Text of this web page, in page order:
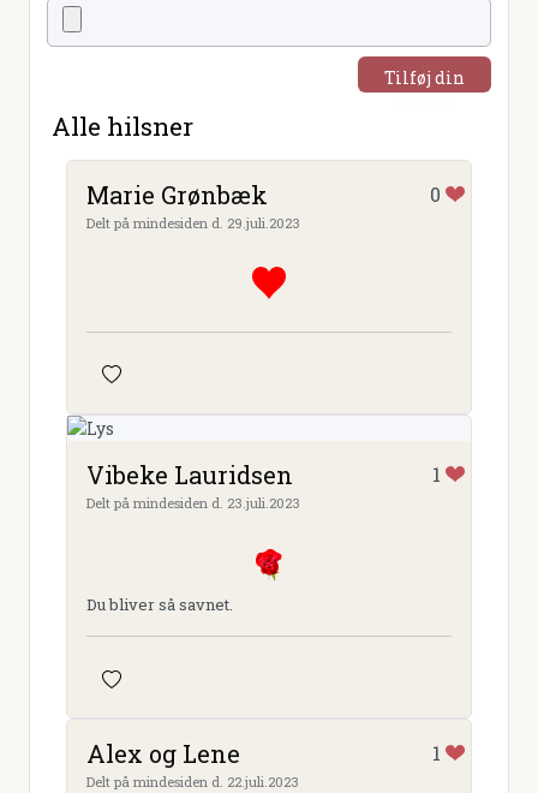
Tilføj din
Alle hilsner
Marie Grønbæk 0
Delt på mindesiden d. 29.juli.2023
Vibeke Lauridsen 1
Delt på mindesiden d. 23.juli.2023
Du bliver så savnet.
Alex og Lene 1
Delt på mindesiden d. 22.juli.2023